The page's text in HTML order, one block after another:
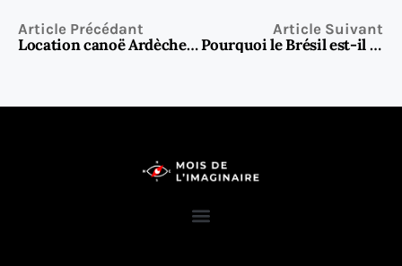
Article Précédant
Location canoë Ardèche : Trouver le meilleur loueur de canoë en Ardèche
Article Suivant
Pourquoi le Brésil est-il une destination incontournable pour le kitesurf ?